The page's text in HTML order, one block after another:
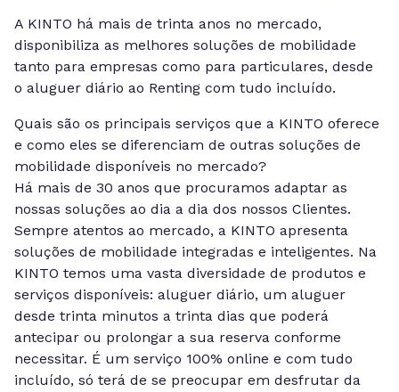
A KINTO há mais de trinta anos no mercado,
disponibiliza as melhores soluções de mobilidade
tanto para empresas como para particulares, desde
o aluguer diário ao Renting com tudo incluído.
Quais são os principais serviços que a KINTO oferece
e como eles se diferenciam de outras soluções de
mobilidade disponíveis no mercado?
Há mais de 30 anos que procuramos adaptar as
nossas soluções ao dia a dia dos nossos Clientes.
Sempre atentos ao mercado, a KINTO apresenta
soluções de mobilidade integradas e inteligentes. Na
KINTO temos uma vasta diversidade de produtos e
serviços disponíveis: aluguer diário, um aluguer
desde trinta minutos a trinta dias que poderá
antecipar ou prolongar a sua reserva conforme
necessitar. É um serviço 100% online e com tudo
incluído, só terá de se preocupar em desfrutar da